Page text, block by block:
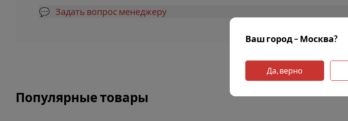
💬 Задать вопрос менеджеру
Популярные товары
Ваш город – Москва?
Да, верно